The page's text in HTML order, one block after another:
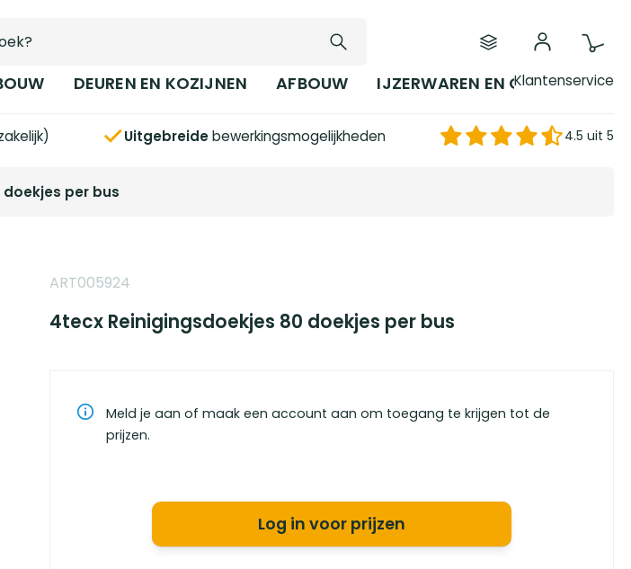
DEUREN EN KOZIJNEN AFBOUW IJZERWAREN EN GEREEDSCHAP
Klantenservice
Uitgebreidebewerkingsmogelijkheden 4.5 uit 5
per bus
ART005924
4tecx Reinigingsdoekjes 80 doekjes per bus
Meld je aan of maak een account aan om toegang te krijgen tot de
prijzen.
Log in voor prijzen